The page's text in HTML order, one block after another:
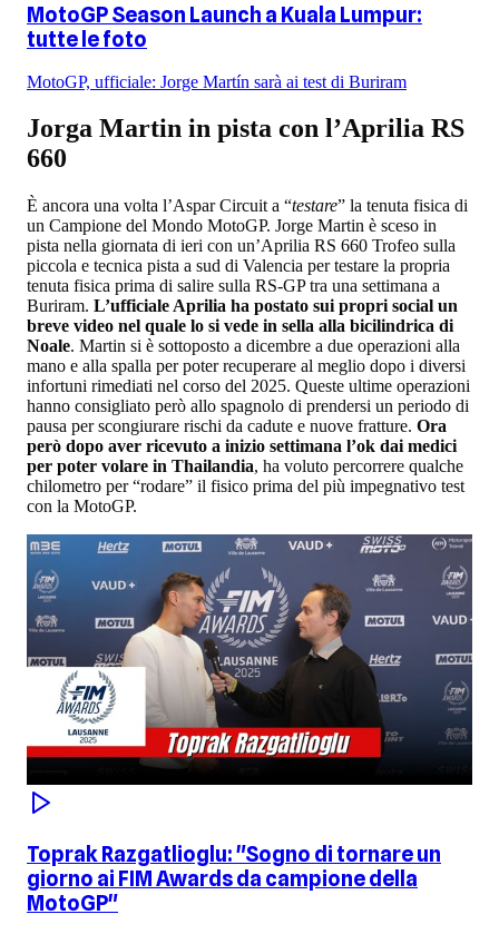
MotoGP Season Launch a Kuala Lumpur:
tutte le foto
MotoGP, ufficiale: Jorge Martín sarà ai test di Buriram
Jorga Martin in pista con l’Aprilia RS
660
È ancora una volta l’Aspar Circuit a “testare” la tenuta fisica di
un Campione del Mondo MotoGP. Jorge Martin è sceso in
pista nella giornata di ieri con un’Aprilia RS 660 Trofeo sulla
piccola e tecnica pista a sud di Valencia per testare la propria
tenuta fisica prima di salire sulla RS-GP tra una settimana a
Buriram. L’ufficiale Aprilia ha postato sui propri social un
breve video nel quale lo si vede in sella alla bicilindrica di
Noale. Martin si è sottoposto a dicembre a due operazioni alla
mano e alla spalla per poter recuperare al meglio dopo i diversi
infortuni rimediati nel corso del 2025. Queste ultime operazioni
hanno consigliato però allo spagnolo di prendersi un periodo di
pausa per scongiurare rischi da cadute e nuove fratture. Ora
però dopo aver ricevuto a inizio settimana l’ok dai medici
per poter volare in Thailandia, ha voluto percorrere qualche
chilometro per “rodare” il fisico prima del più impegnativo test
con la MotoGP.
Toprak Razgatlioglu: "Sogno di tornare un
giorno ai FIM Awards da campione della
MotoGP"